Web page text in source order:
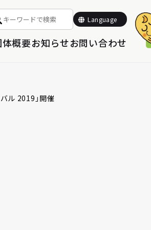
Language
Select Language
概要お知らせお問い合わせ
ル 2019」開催